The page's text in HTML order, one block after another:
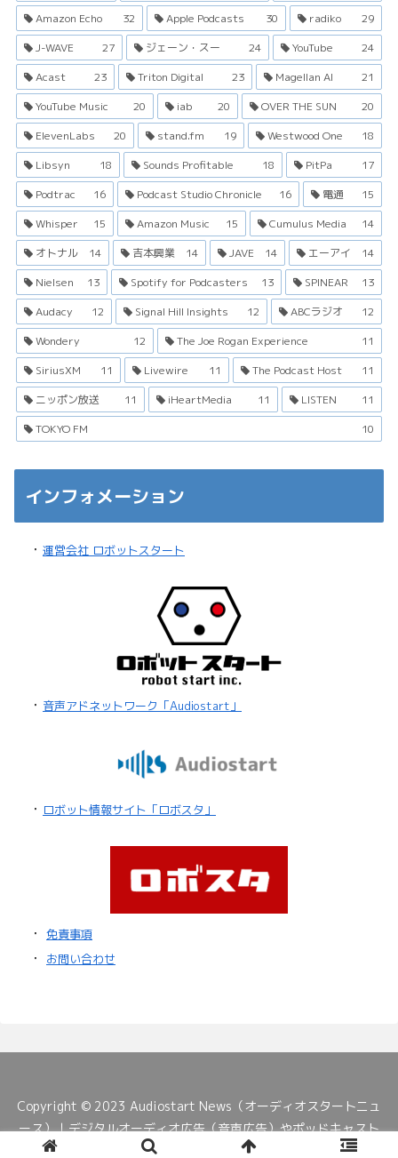
Amazon Echo
32 Apple Podcasts 30 radiko
29
J-WAVE
27 ジェーン・スー 24 YouTube
24
Acast
23 Triton Digital 23 Magellan AI
21
YouTube Music
20 iab 20 OVER THE SUN
20
ElevenLabs
20 stand.fm 19 Westwood One
18
Libsyn
18 Sounds Profitable 18 PitPa
17
Podtrac
16 Podcast Studio Chronicle 16 電通
15
Whisper
15 Amazon Music 15 Cumulus Media
14
オトナル
14 吉本興業 14 JAVE 14 エーアイ
14
Nielsen
13 Spotify for Podcasters 13 SPINEAR
13
Audacy
12 Signal Hill Insights 12 ABCラジオ
12
Wondery
12 The Joe Rogan Experience
11
SiriusXM
11 Livewire 11 The Podcast Host
11
ニッポン放送
11 iHeartMedia 11 LISTEN
11
TOKYO FM
10
インフォメーション
・ 運営会社 ロボットスタート
・ 音声アドネットワーク「Audiostart」
・ ロボット情報サイト「ロボスタ」
・ 免責事項
・ お問い合わせ
Copyright © 2023 Audiostart News（オーディオスタートニュ
ース）｜デジタルオーディオ広告（音声広告）やポッドキャスト
の最新情報 All Rights Reserved.